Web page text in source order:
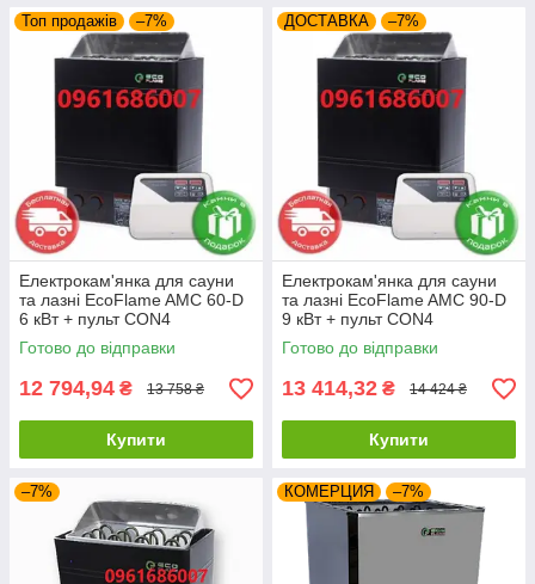
Топ продажів –7%
Електрокам'янка для сауни
та лазні EcoFlame AMC 60-D
6 кВт + пульт CON4
Готово до відправки
12 794,94 ₴ 13 758 ₴
Купити
ДОСТАВКА –7%
Електрокам'янка для сауни
та лазні EcoFlame AMC 90-D
9 кВт + пульт CON4
Готово до відправки
13 414,32 ₴ 14 424 ₴
Купити
–7% КОМЕРЦИЯ –7%